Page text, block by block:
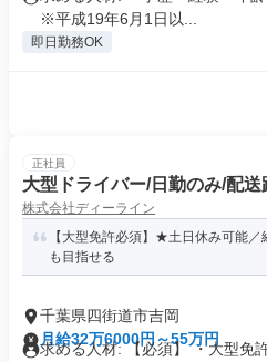
※平成19年6月1日以...
即日勤務OK
正社員
大型ドライバー/日勤のみ/配
株式会社ディーライン
【大型免許必須】★土日休み可能
も目指せる
千葉県四街道市吉岡
月給32万6000円～55万円
求める人材: 【必須】 ・大型